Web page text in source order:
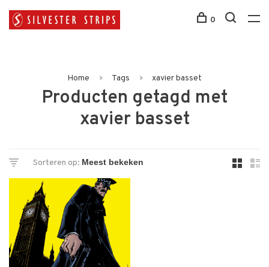
0
Home Tags xavier basset
Producten getagd met
xavier basset
Sorteren op: